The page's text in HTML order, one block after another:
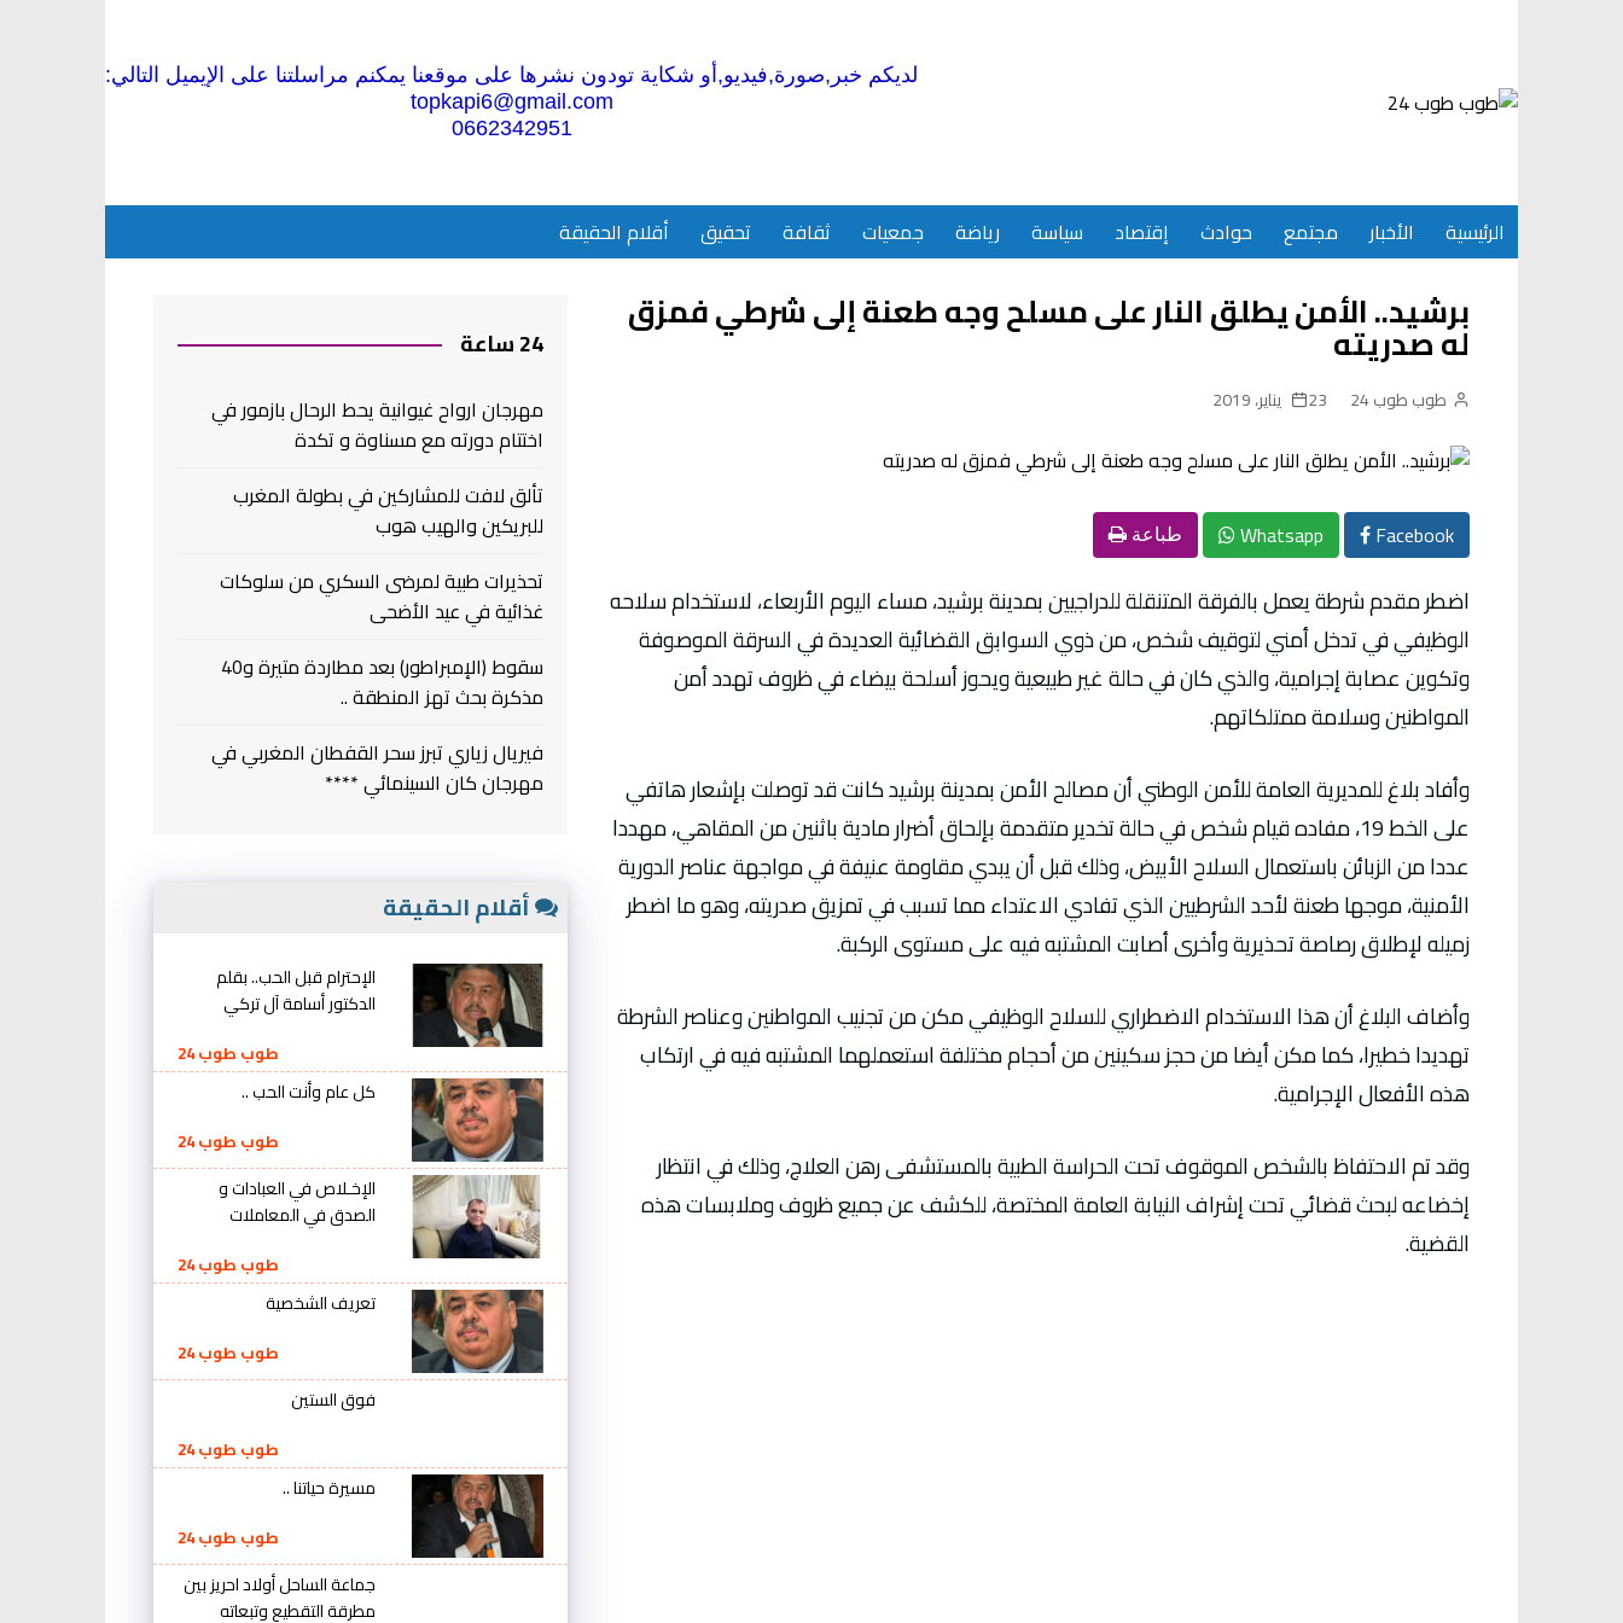
لديكم خبر,صورة,فيديو,أو شكاية تودون نشرها على موقعنا يمكنم مراسلتنا على الإيميل التالي:
topkapi6@gmail.com
0662342951
الرئيسية الأخبار مجتمع حوادث إقتصاد سياسة رياضة جمعيات ثقافة تحقيق أقلام الحقيقة
برشيد.. الأمن يطلق النار على مسلح وجه طعنة إلى شرطي فمزق
له صدريته
طوب طوب 24 23 يناير، 2019
Facebook
Whatsapp طباعة
اضطر مقدم شرطة يعمل بالفرقة المتنقلة للدراجيين بمدينة برشيد، مساء اليوم الأربعاء، لاستخدام سلاحه
الوظيفي في تدخل أمني لتوقيف شخص، من ذوي السوابق القضائية العديدة في السرقة الموصوفة
وتكوين عصابة إجرامية، والذي كان في حالة غير طبيعية ويحوز أسلحة بيضاء في ظروف تهدد أمن
المواطنين وسلامة ممتلكاتهم.
وأفاد بلاغ للمديرية العامة للأمن الوطني أن مصالح الأمن بمدينة برشيد كانت قد توصلت بإشعار هاتفي
على الخط 19، مفاده قيام شخص في حالة تخدير متقدمة بإلحاق أضرار مادية باثنين من المقاهي، مهددا
عددا من الزبائن باستعمال السلاح الأبيض، وذلك قبل أن يبدي مقاومة عنيفة في مواجهة عناصر الدورية
الأمنية، موجها طعنة لأحد الشرطيين الذي تفادي الاعتداء مما تسبب في تمزيق صدريته، وهو ما اضطر
زميله لإطلاق رصاصة تحذيرية وأخرى أصابت المشتبه فيه على مستوى الركبة.
وأضاف البلاغ أن هذا الاستخدام الاضطراري للسلاح الوظيفي مكن من تجنيب المواطنين وعناصر الشرطة
تهديدا خطيرا، كما مكن أيضا من حجز سكينين من أحجام مختلفة استعملهما المشتبه فيه في ارتكاب
هذه الأفعال الإجرامية.
وقد تم الاحتفاظ بالشخص الموقوف تحت الحراسة الطبية بالمستشفى رهن العلاج، وذلك في انتظار
إخضاعه لبحث قضائي تحت إشراف النيابة العامة المختصة، للكشف عن جميع ظروف وملابسات هذه
القضية.
24 ساعة
مهرجان ارواح غيوانية يحط الرحال بازمور في
اختتام دورته مع مسناوة و تكدة
تألق لافت للمشاركين في بطولة المغرب
للبريكين والهيب هوب
تحذيرات طبية لمرضى السكري من سلوكات
غذائية في عيد الأضحى
سقوط (الإمبراطور) بعد مطاردة متيرة و40
مذكرة بحث تهز المنطقة ..
فيريال زياري تبرز سحر القفطان المغربي في
مهرجان كان السينمائي ****
أقلام الحقيقة
الإحترام قبل الحب.. بقلم
الدكتور أسامة آل تركي
طوب طوب 24
كل عام وأنت الحب ..
طوب طوب 24
الإخـلاص في العبادات و
الصدق في المعاملات
طوب طوب 24
تعريف الشخصية
طوب طوب 24
فوق الستين
طوب طوب 24
مسيرة حياتنا ..
طوب طوب 24
جماعة الساحل أولاد احريز بين
مطرقة التقطيع وتبعاته